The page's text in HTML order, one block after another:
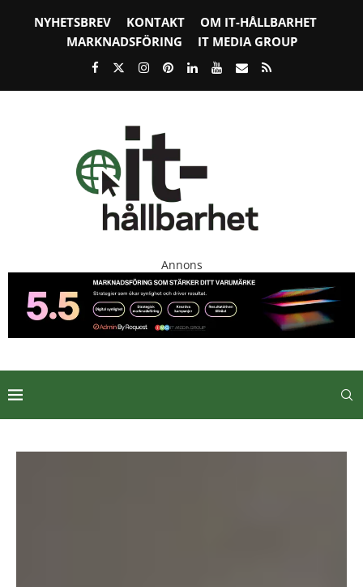
NYHETSBREV KONTAKT
OM IT-HÅLLBARHET
MARKNADSFÖRING
IT MEDIA GROUP
Annons